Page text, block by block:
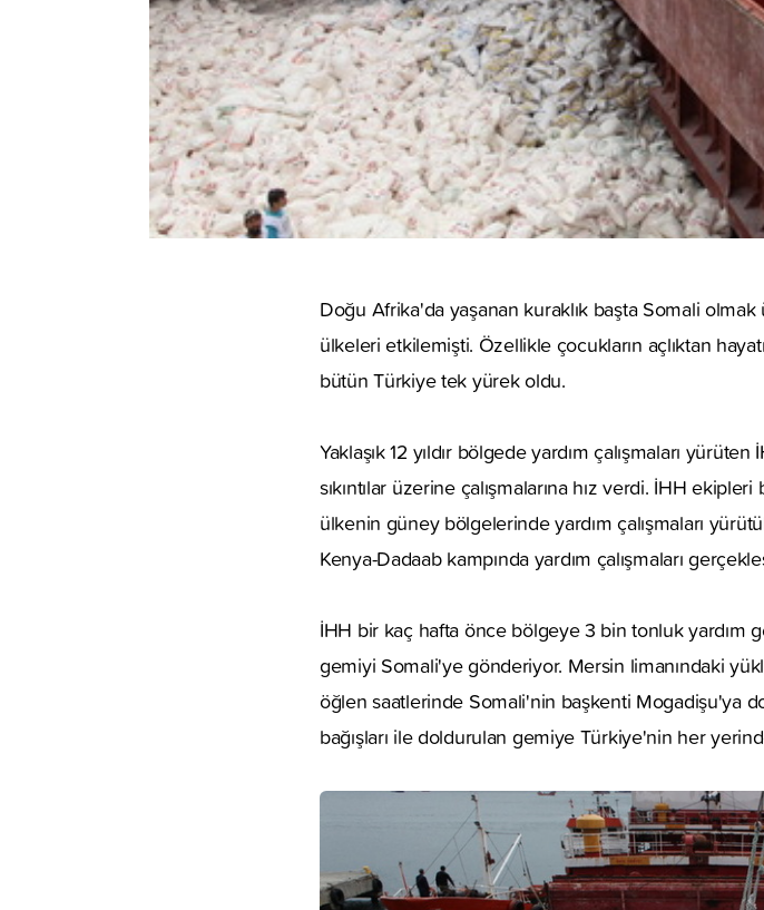
Doğu Afrika'da yaşanan kuraklık başta Somali
ülkeleri etkilemişti. Özellikle çocukların açlıktan
bütün Türkiye tek yürek oldu.
Yaklaşık 12 yıldır bölgede yardım çalışmaları
sıkıntılar üzerine çalışmalarına hız verdi. İHH
ülkenin güney bölgelerinde yardım çalışmaları
Kenya-Dadaab kampında yardım çalışmaları
İHH bir kaç hafta önce bölgeye 3 bin tonluk
gemiyi Somali'ye gönderiyor. Mersin limanındaki
öğlen saatlerinde Somali'nin başkenti Mogadişu'ya
bağışları ile doldurulan gemiye Türkiye'nin her